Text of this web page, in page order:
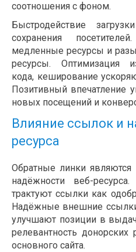
соотношения с фоном.
Быстродействие
сохранения
медленные ресурсы и
ресурсы. Оптимизация
кода, кеширование
Позитивный впечатление
новых посещений и
Влияние ссылок и
ресурса
Обратные линки
надёжности веб-
трактуют ссылки как
Надёжные внешние
улучшают позиции в
релевантность донорских
основного сайта.